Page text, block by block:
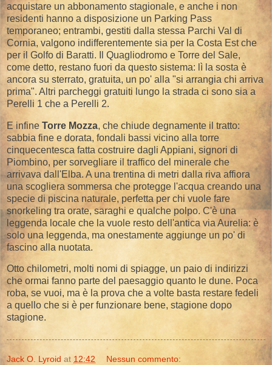
acquistare un abbonamento stagionale, e anche i non
residenti hanno a disposizione un Parking Pass
temporaneo; entrambi, gestiti dalla stessa Parchi Val di
Cornia, valgono indifferentemente sia per la Costa Est che
per il Golfo di Baratti. Il Quagliodromo e Torre del Sale,
come detto, restano fuori da questo sistema: lì la sosta è
ancora su sterrato, gratuita, un po' alla "si arrangia chi arriva
prima". Altri parcheggi gratuiti lungo la strada ci sono sia a
Perelli 1 che a Perelli 2.
E infine Torre Mozza, che chiude degnamente il tratto:
sabbia fine e dorata, fondali bassi vicino alla torre
cinquecentesca fatta costruire dagli Appiani, signori di
Piombino, per sorvegliare il traffico del minerale che
arrivava dall'Elba. A una trentina di metri dalla riva affiora
una scogliera sommersa che protegge l'acqua creando una
specie di piscina naturale, perfetta per chi vuole fare
snorkeling tra orate, saraghi e qualche polpo. C'è una
leggenda locale che la vuole resto dell'antica via Aurelia: è
solo una leggenda, ma onestamente aggiunge un po' di
fascino alla nuotata.
Otto chilometri, molti nomi di spiagge, un paio di indirizzi
che ormai fanno parte del paesaggio quanto le dune. Poca
roba, se vuoi, ma è la prova che a volte basta restare fedeli
a quello che si è per funzionare bene, stagione dopo
stagione.
Jack O. Lyroid at 12:42 Nessun commento: